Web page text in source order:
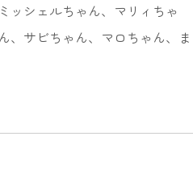
ッシェルちゃん、マリィちゃ
、サビちゃん、マロちゃん、ま